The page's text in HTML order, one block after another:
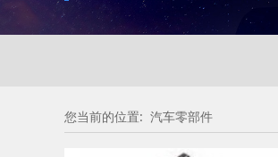
您当前的位置: 汽车零部件